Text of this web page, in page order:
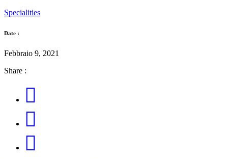
Specialities
Date :
Febbraio 9, 2021
Share :